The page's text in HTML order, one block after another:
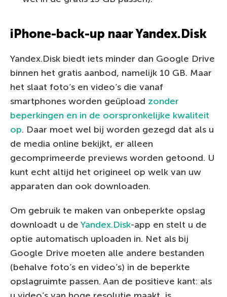
iPhone-back-up naar Yandex.Disk
Yandex.Disk biedt iets minder dan Google Drive
binnen het gratis aanbod, namelijk 10 GB. Maar
het slaat foto’s en video’s die vanaf
smartphones worden geüpload zonder
beperkingen en in de oorspronkelijke kwaliteit
op. Daar moet wel bij worden gezegd dat als u
de media online bekijkt, er alleen
gecomprimeerde previews worden getoond. U
kunt echt altijd het origineel op welk van uw
apparaten dan ook downloaden.
Om gebruik te maken van onbeperkte opslag
downloadt u de Yandex.Disk-app en stelt u de
optie automatisch uploaden in. Net als bij
Google Drive moeten alle andere bestanden
(behalve foto’s en video’s) in de beperkte
opslagruimte passen. Aan de positieve kant: als